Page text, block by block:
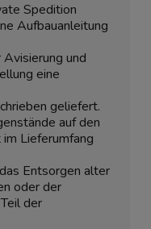
Spedition
Aufbauanleitung
und
eine
geliefert.
auf den
Lieferumfang
Entsorgen alter
oder der
der